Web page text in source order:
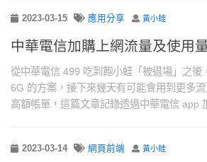
2023-03-15 應用分享 黃小蛙
中華電信加購上網流量及使用
從中華電信 499 吃到飽小蛙「被退場」之後
6G 的方案，接下來幾天有可能會用到更多
高額帳單，這篇文章記錄透過中華電信 app
2023-03-14 網頁前端 黃小蛙